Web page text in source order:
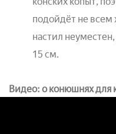
подойдёт не
настил
15 см.
Видео: о конюшнях для